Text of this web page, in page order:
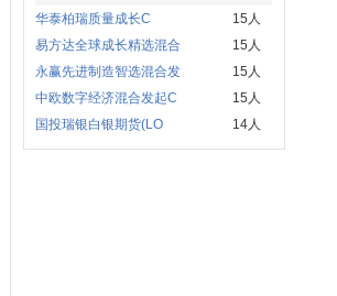
华泰柏瑞质量成长C
15人
易方达全球成长精选混合
15人
永赢先进制造智选混合发
15人
中欧数字经济混合发起C
15人
国投瑞银白银期货(LO
14人